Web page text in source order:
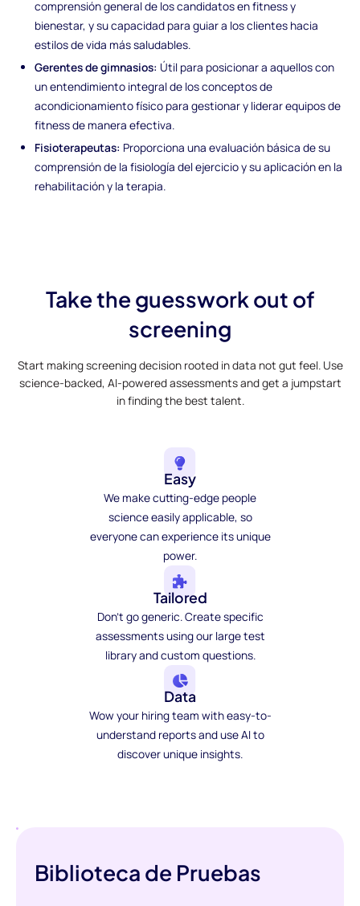
comprensión general de los candidatos en fitness y
bienestar, y su capacidad para guiar a los clientes hacia
estilos de vida más saludables.
Gerentes de gimnasios: Útil para posicionar a aquellos con
un entendimiento integral de los conceptos de
acondicionamiento físico para gestionar y liderar equipos de
fitness de manera efectiva.
Fisioterapeutas: Proporciona una evaluación básica de su
comprensión de la fisiología del ejercicio y su aplicación en la
rehabilitación y la terapia.
Take the guesswork out of
screening
Start making screening decision rooted in data not gut feel. Use
science-backed, AI-powered assessments and get a jumpstart
in finding the best talent.
Easy
We make cutting-edge people
science easily applicable, so
everyone can experience its unique
power.
Tailored
Don't go generic. Create specific
assessments using our large test
library and custom questions.
Data
Wow your hiring team with easy-to-
understand reports and use AI to
discover unique insights.
Biblioteca de Pruebas